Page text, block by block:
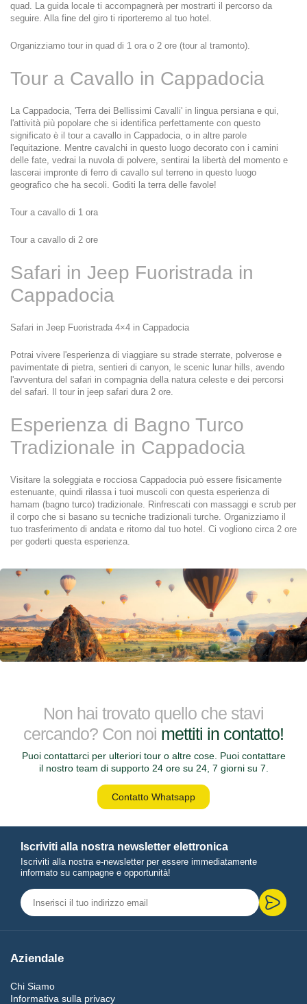
quad. La guida locale ti accompagnerà per mostrarti il percorso da
seguire. Alla fine del giro ti riporteremo al tuo hotel.
Organizziamo tour in quad di 1 ora o 2 ore (tour al tramonto).
Tour a Cavallo in Cappadocia
La Cappadocia, 'Terra dei Bellissimi Cavalli' in lingua persiana e qui,
l'attività più popolare che si identifica perfettamente con questo
significato è il tour a cavallo in Cappadocia, o in altre parole
l'equitazione. Mentre cavalchi in questo luogo decorato con i camini
delle fate, vedrai la nuvola di polvere, sentirai la libertà del momento e
lascerai impronte di ferro di cavallo sul terreno in questo luogo
geografico che ha secoli. Goditi la terra delle favole!
Tour a cavallo di 1 ora
Tour a cavallo di 2 ore
Safari in Jeep Fuoristrada in
Cappadocia
Safari in Jeep Fuoristrada 4×4 in Cappadocia
Potrai vivere l'esperienza di viaggiare su strade sterrate, polverose e
pavimentate di pietra, sentieri di canyon, le scenic lunar hills, avendo
l'avventura del safari in compagnia della natura celeste e dei percorsi
del safari. Il tour in jeep safari dura 2 ore.
Esperienza di Bagno Turco
Tradizionale in Cappadocia
Visitare la soleggiata e rocciosa Cappadocia può essere fisicamente
estenuante, quindi rilassa i tuoi muscoli con questa esperienza di
hamam (bagno turco) tradizionale. Rinfrescati con massaggi e scrub per
il corpo che si basano su tecniche tradizionali turche. Organizziamo il
tuo trasferimento di andata e ritorno dal tuo hotel. Ci vogliono circa 2 ore
per goderti questa esperienza.
Non hai trovato quello che stavi
cercando? Con noi mettiti in contatto!
Puoi contattarci per ulteriori tour o altre cose. Puoi contattare
il nostro team di supporto 24 ore su 24, 7 giorni su 7.
Contatto Whatsapp
Iscriviti alla nostra newsletter elettronica
Iscriviti alla nostra e-newsletter per essere immediatamente
informato su campagne e opportunità!
Aziendale
Chi Siamo
Informativa sulla privacy